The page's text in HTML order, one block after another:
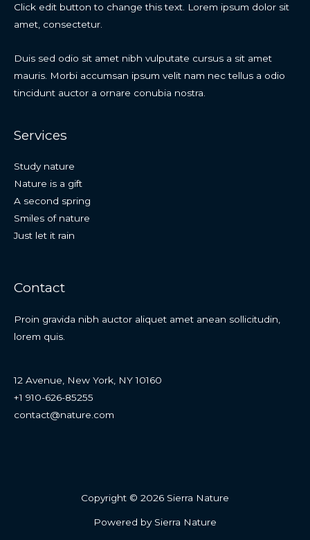
Click edit button to change this text. Lorem ipsum dolor sit
amet, consectetur.
Duis sed odio sit amet nibh vulputate cursus a sit amet
mauris. Morbi accumsan ipsum velit nam nec tellus a odio
tincidunt auctor a ornare conubia nostra.
Services
Study nature
Nature is a gift
A second spring
Smiles of nature
Just let it rain
Contact
Proin gravida nibh auctor aliquet amet anean sollicitudin,
lorem quis.
12 Avenue, New York, NY 10160
+1 910-626-85255
contact@nature.com
Copyright © 2026 Sierra Nature
Powered by Sierra Nature